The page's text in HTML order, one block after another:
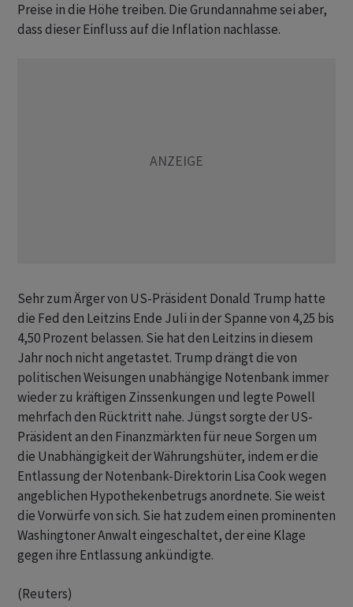
Preise in die Höhe treiben. Die Grundannahme sei aber,
dass dieser Einfluss auf die Inflation nachlasse.
Sehr zum Ärger von US-Präsident Donald Trump hatte
die Fed den Leitzins Ende Juli in der Spanne von 4,25 bis
4,50 Prozent belassen. Sie hat den Leitzins in diesem
Jahr noch nicht angetastet. Trump drängt die von
politischen Weisungen unabhängige Notenbank immer
wieder zu kräftigen Zinssenkungen und legte Powell
mehrfach den Rücktritt nahe. Jüngst sorgte der US-
Präsident an den Finanzmärkten für neue Sorgen um
die Unabhängigkeit der Währungshüter, indem er die
Entlassung der Notenbank-Direktorin Lisa Cook wegen
angeblichen Hypothekenbetrugs anordnete. Sie weist
die Vorwürfe von sich. Sie hat zudem einen prominenten
Washingtoner Anwalt eingeschaltet, der eine Klage
gegen ihre Entlassung ankündigte.
(Reuters)